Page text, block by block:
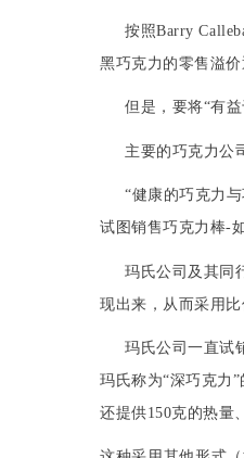
按照Barry
黑巧克力 的零售溢
但是，要将“有
主要的巧克力公
“健康的巧克力 与
试图销售巧克力棒-
玛氏公司 及其同
现出来，从而采用
玛氏公司一直试
玛氏称为“深巧克力
还提供150克的热量